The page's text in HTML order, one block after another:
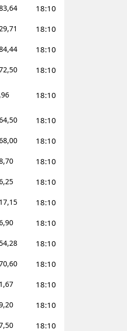
18:10
18:10
18:10
18:10
18:10
18:10
18:10
18:10
18:10
18:10
18:10
18:10
18:10
18:10
18:10
18:10